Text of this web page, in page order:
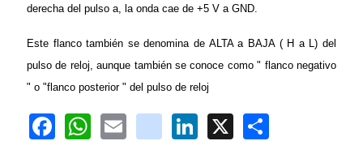
derecha del pulso a, la onda cae de +5 V a GND.
Este flanco también se denomina de ALTA a BAJA ( H a L) del
pulso de reloj, aunque también se conoce como " flanco negativo
" o "flanco posterior " del pulso de reloj
Facebook
WhatsApp
Emailyoutube
LinkedIn
X